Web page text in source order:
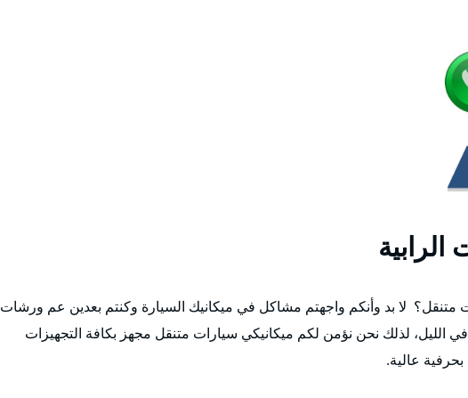
لا بد وأنكم واجهتم مشاكل في ميكانيك السيارة وكنتم بعدين عم ورشات
الليل، لذلك نحن نؤمن لكم ميكانيكي سيارات متنقل مجهز بكافة التجهيزات
عالية.